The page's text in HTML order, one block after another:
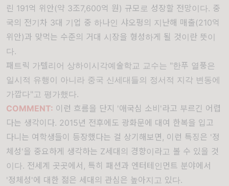
린 191억 위안(약 3조7,600억 원) 규모로 성장할 전망이다. 중
국의 전기차 3대 기업 중 하나인 샤오펑의 지난해 매출(210억
위안)과 맞먹는 수준의 거대 시장을 형성하게 될 것이란 뜻이
다.
패트릭 가텔리어 상하이시각예술학교 교수는 "한푸 열풍은
일시적 유행이 아니라 중국 신세대들의 정서적 지각 변동에
가깝다"고 평가했다.
COMMENT: 이런 흐름을 단지 '애국심 소비'라고 부르긴 어렵
다는 생각이다. 2015년 전후에도 광화문에 대여 한복을 입고
다니는 여학생들이 등장했다는 걸 상기해보면, 이런 특징은 '정
체성'을 중요하게 생각하는 Z세대의 경향이라고 볼 수 있을 것
이다. 전세계 곳곳에서, 특히 패션과 엔터테인먼트 분야에서
'정체성'에 대한 젊은 세대의 관심은 높아지고 있다.